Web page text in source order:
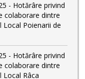
- Hotărâre privind
colaborare dintre
Local Poienarii de
- Hotărâre privind
colaborare dintre
Local Râca